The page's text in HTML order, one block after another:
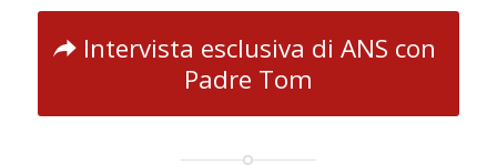
Intervista esclusiva di ANS con
Padre Tom